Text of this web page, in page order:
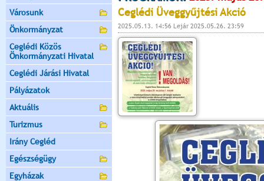
Városunk
Önkormányzat
Ceglédi Közös
Önkormányzati Hivatal
Ceglédi Járási Hivatal
Pályázatok
Aktuális
Turizmus
Irány Cegléd
Egészségügy
Egyházak
Ceglédi Üveggyűjtési Akció
2025.05.13. 14:56 Lejár 2025.05.26. 23:59